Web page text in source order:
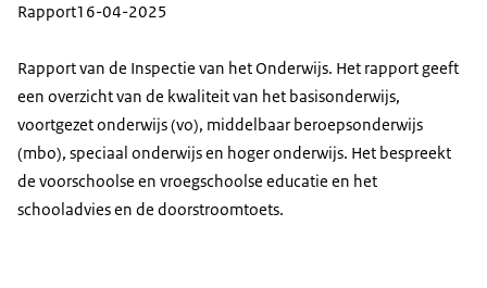
Rapport16-04-2025
Rapport van de Inspectie van het Onderwijs. Het rapport geeft
een overzicht van de kwaliteit van het basisonderwijs,
voortgezet onderwijs (vo), middelbaar beroepsonderwijs
(mbo), speciaal onderwijs en hoger onderwijs. Het bespreekt
de voorschoolse en vroegschoolse educatie en het
schooladvies en de doorstroomtoets.